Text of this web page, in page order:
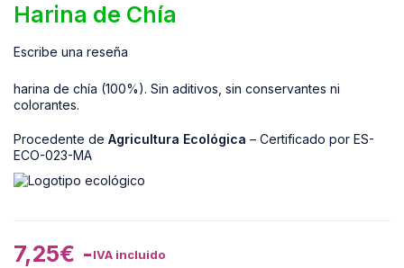
Harina de Chía
Escribe una reseña
harina de chía (100%). Sin aditivos, sin conservantes ni
colorantes.
Procedente de Agricultura Ecológica – Certificado por ES-
ECO-023-MA
7,25€ -IVA incluido